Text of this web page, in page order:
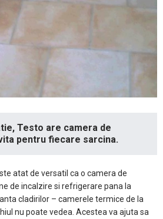
Testo are camera de
pentru fiecare sarcina.
atat de versatil ca o camera de
de incalzire si refrigerare pana la
cladirilor – camerele termice de la
nu poate vedea. Acestea va ajuta sa